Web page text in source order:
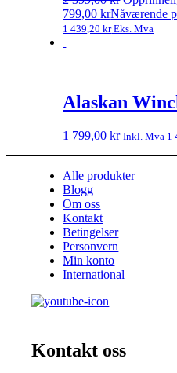
799,00krNåværende
1 439,20krEks. Mva
Alaskan
1 799,00kr Inkl. Mva 1
Alle produkter
Blogg
Om oss
Kontakt
Betingelser
Personvern
Min konto
International
Kontakt oss